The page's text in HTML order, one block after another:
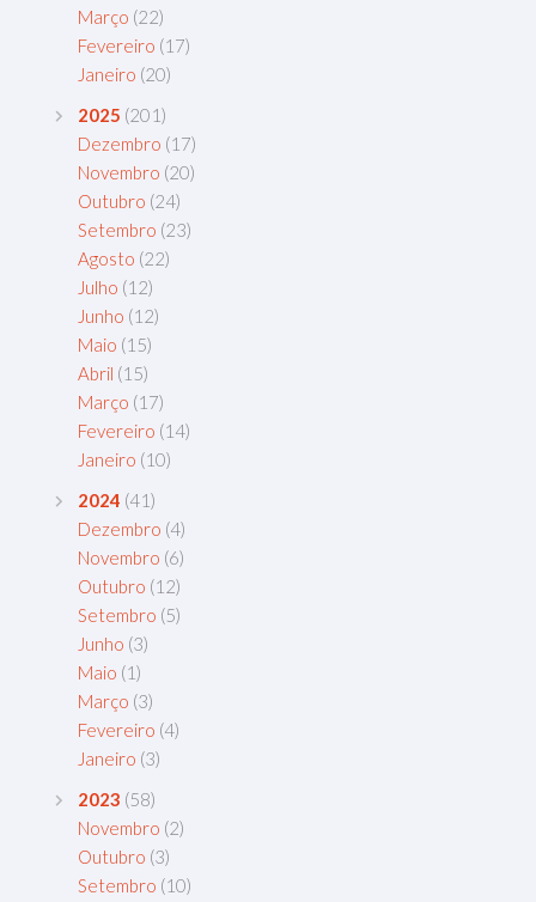
Março (22)
Fevereiro (17)
Janeiro (20)
2025 (201)
Dezembro (17)
Novembro (20)
Outubro (24)
Setembro (23)
Agosto (22)
Julho (12)
Junho (12)
Maio (15)
Abril (15)
Março (17)
Fevereiro (14)
Janeiro (10)
2024 (41)
Dezembro (4)
Novembro (6)
Outubro (12)
Setembro (5)
Junho (3)
Maio (1)
Março (3)
Fevereiro (4)
Janeiro (3)
2023 (58)
Novembro (2)
Outubro (3)
Setembro (10)